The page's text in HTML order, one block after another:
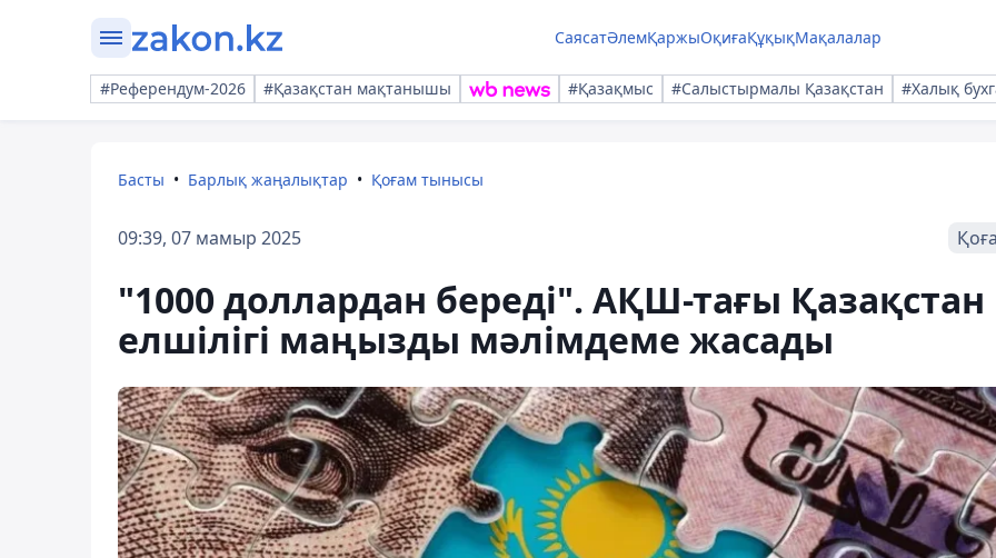
СаясатӘлемҚаржыОқиғаҚұқықМақалалар
#Референдум-2026 #Қазақстан мақтанышы #Қазақмыс #Салыстырмалы Қазақстан #Халық
Басты Барлық жаңалықтар Қоғам тынысы
09:39, 07 мамыр 2025
"1000 доллардан береді". АҚШ-тағы Қазақстан
елшілігі маңызды мәлімдеме жасады